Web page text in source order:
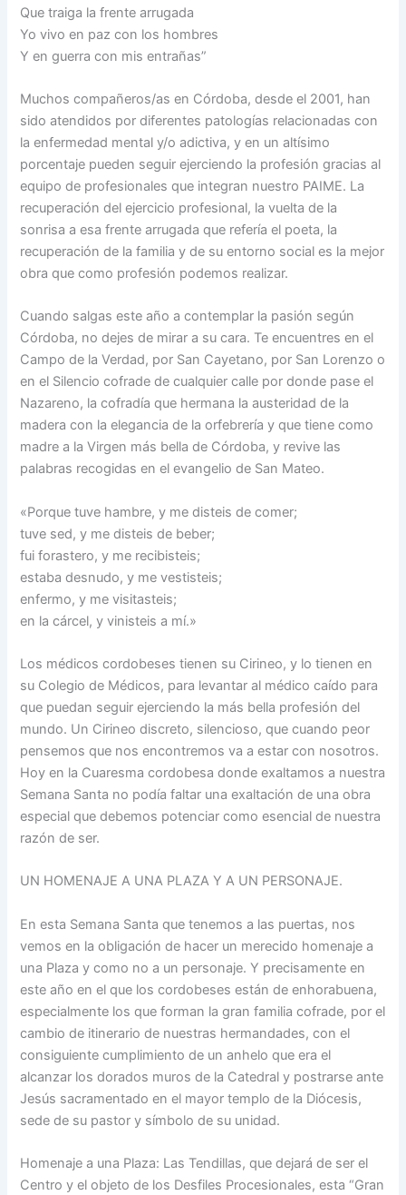
Que traiga la frente arrugada
Yo vivo en paz con los hombres
Y en guerra con mis entrañas”
Muchos compañeros/as en Córdoba, desde el 2001, han
sido atendidos por diferentes patologías relacionadas con
la enfermedad mental y/o adictiva, y en un altísimo
porcentaje pueden seguir ejerciendo la profesión gracias al
equipo de profesionales que integran nuestro PAIME. La
recuperación del ejercicio profesional, la vuelta de la
sonrisa a esa frente arrugada que refería el poeta, la
recuperación de la familia y de su entorno social es la mejor
obra que como profesión podemos realizar.
Cuando salgas este año a contemplar la pasión según
Córdoba, no dejes de mirar a su cara. Te encuentres en el
Campo de la Verdad, por San Cayetano, por San Lorenzo o
en el Silencio cofrade de cualquier calle por donde pase el
Nazareno, la cofradía que hermana la austeridad de la
madera con la elegancia de la orfebrería y que tiene como
madre a la Virgen más bella de Córdoba, y revive las
palabras recogidas en el evangelio de San Mateo.
«Porque tuve hambre, y me disteis de comer;
tuve sed, y me disteis de beber;
fui forastero, y me recibisteis;
estaba desnudo, y me vestisteis;
enfermo, y me visitasteis;
en la cárcel, y vinisteis a mí.»
Los médicos cordobeses tienen su Cirineo, y lo tienen en
su Colegio de Médicos, para levantar al médico caído para
que puedan seguir ejerciendo la más bella profesión del
mundo. Un Cirineo discreto, silencioso, que cuando peor
pensemos que nos encontremos va a estar con nosotros.
Hoy en la Cuaresma cordobesa donde exaltamos a nuestra
Semana Santa no podía faltar una exaltación de una obra
especial que debemos potenciar como esencial de nuestra
razón de ser.
UN HOMENAJE A UNA PLAZA Y A UN PERSONAJE.
En esta Semana Santa que tenemos a las puertas, nos
vemos en la obligación de hacer un merecido homenaje a
una Plaza y como no a un personaje. Y precisamente en
este año en el que los cordobeses están de enhorabuena,
especialmente los que forman la gran familia cofrade, por el
cambio de itinerario de nuestras hermandades, con el
consiguiente cumplimiento de un anhelo que era el
alcanzar los dorados muros de la Catedral y postrarse ante
Jesús sacramentado en el mayor templo de la Diócesis,
sede de su pastor y símbolo de su unidad.
Homenaje a una Plaza: Las Tendillas, que dejará de ser el
Centro y el objeto de los Desfiles Procesionales, esta “Gran